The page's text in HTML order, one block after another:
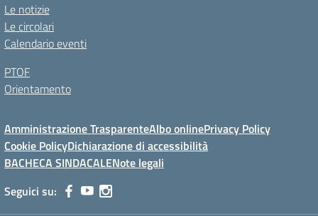
Le notizie
Le circolari
Calendario eventi
PTOF
Orientamento
Amministrazione TrasparenteAlbo onlinePrivacy Policy
Cookie PolicyDichiarazione di accessibilità
BACHECA SINDACALENote legali
Seguici su: